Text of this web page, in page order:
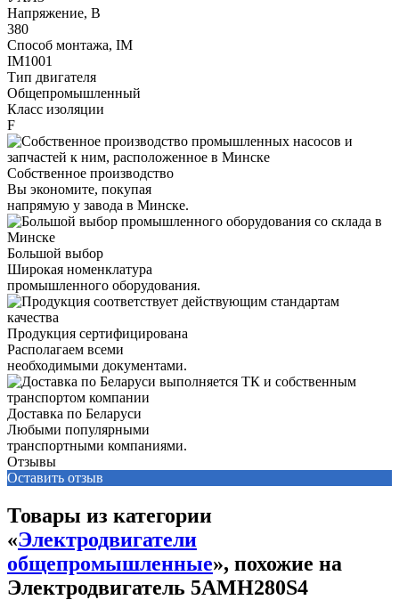
Напряжение, В
380
Способ монтажа, IM
IM1001
Тип двигателя
Общепромышленный
Класс изоляции
F
Собственное производство
Вы экономите, покупая
напрямую у завода в Минске.
Большой выбор
Широкая номенклатура
промышленного оборудования.
Продукция сертифицирована
Располагаем всеми
необходимыми документами.
Доставка по Беларуси
Любыми популярными
транспортными компаниями.
Отзывы
Оставить отзыв
Товары из категории
«Электродвигатели
общепромышленные», похожие на
Электродвигатель 5АМН280S4